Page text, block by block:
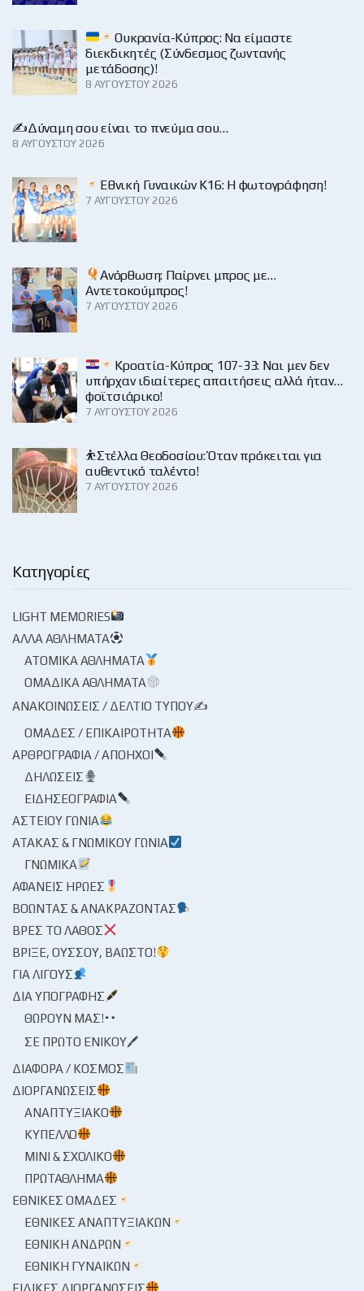
Ουκρανία-Κύπρος: Να είμαστε
διεκδικητές (Σύνδεσμος ζωντανής
μετάδοσης)!
8 ΑΥΓΟΎΣΤΟΥ 2026
✍️Δύναμη σου είναι το πνεύμα σου…
8 ΑΥΓΟΎΣΤΟΥ 2026
Εθνική Γυναικών Κ16: Η φωτογράφηση!
7 ΑΥΓΟΎΣΤΟΥ 2026
Ανόρθωση: Παίρνει μπρος με…
Αντετοκούμπρος!
7 ΑΥΓΟΎΣΤΟΥ 2026
Κροατία-Κύπρος 107-33: Ναι μεν δεν
υπήρχαν ιδιαίτερες απαιτήσεις αλλά ήταν…
φοϊτσιάρικο!
7 ΑΥΓΟΎΣΤΟΥ 2026
⛹️Στέλλα Θεοδοσίου: Όταν πρόκειται για
αυθεντικό ταλέντο!
7 ΑΥΓΟΎΣΤΟΥ 2026
Κατηγορίες
LIGHT MEMORIES
ΆΛΛΑ ΑΘΛΉΜΑΤΑ
ΑΤΟΜΙΚΆ ΑΘΛΉΜΑΤΑ
ΟΜΑΔΙΚΆ ΑΘΛΉΜΑΤΑ
ΑΝΑΚΟΙΝΏΣΕΙΣ / ΔΕΛΤΊΟ ΤΎΠΟΥ✍
ΟΜΆΔΕΣ / ΕΠΙΚΑΙΡΌΤΗΤΑ
ΑΡΘΡΟΓΡΑΦΊΑ / ΑΠΌΗΧΟΙ
ΔΗΛΏΣΕΙΣ
ΕΙΔΗΣΕΟΓΡΑΦΊΑ
ΑΣΤΕΊΟΥ ΓΩΝΊΑ
ΑΤΆΚΑΣ & ΓΝΩΜΙΚΟΎ ΓΩΝΊΑ
ΓΝΩΜΙΚΆ
ΑΦΑΝΕΊΣ ΉΡΩΕΣ
ΒΟΏΝΤΑΣ & ΑΝΑΚΡΆΖΟΝΤΑΣ
ΒΡΕΣ ΤΟ ΛΆΘΟΣ
ΒΡΊΞΕ, ΟΎΣΣΟΥ, ΒΆΩΣΤΟ!
ΓΙΑ ΛΊΓΟΥΣ
ΔΙΑ ΥΠΟΓΡΑΦΉΣ
ΘΩΡΟΎΝ ΜΑΣ!
ΣΕ ΠΡΏΤΟ ΕΝΙΚΟΎ🖊
ΔΙΆΦΟΡΑ / ΚΌΣΜΟΣ
ΔΙΟΡΓΑΝΏΣΕΙΣ
ΑΝΑΠΤΥΞΙΑΚΌ
ΚΎΠΕΛΛΟ
ΜΊΝΙ & ΣΧΟΛΙΚΌ
ΠΡΩΤΆΘΛΗΜΑ
ΕΘΝΙΚΈΣ ΟΜΆΔΕΣ
ΕΘΝΙΚΈΣ ΑΝΑΠΤΥΞΙΑΚΏΝ
ΕΘΝΙΚΉ ΑΝΔΡΏΝ
ΕΘΝΙΚΉ ΓΥΝΑΙΚΏΝ
ΕΙΔΙΚΈΣ ΔΙΟΡΓΑΝΏΣΕΙΣ